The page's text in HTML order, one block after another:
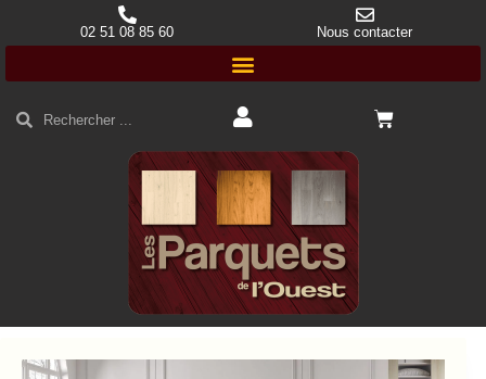
02 51 08 85 60 Nous contacter